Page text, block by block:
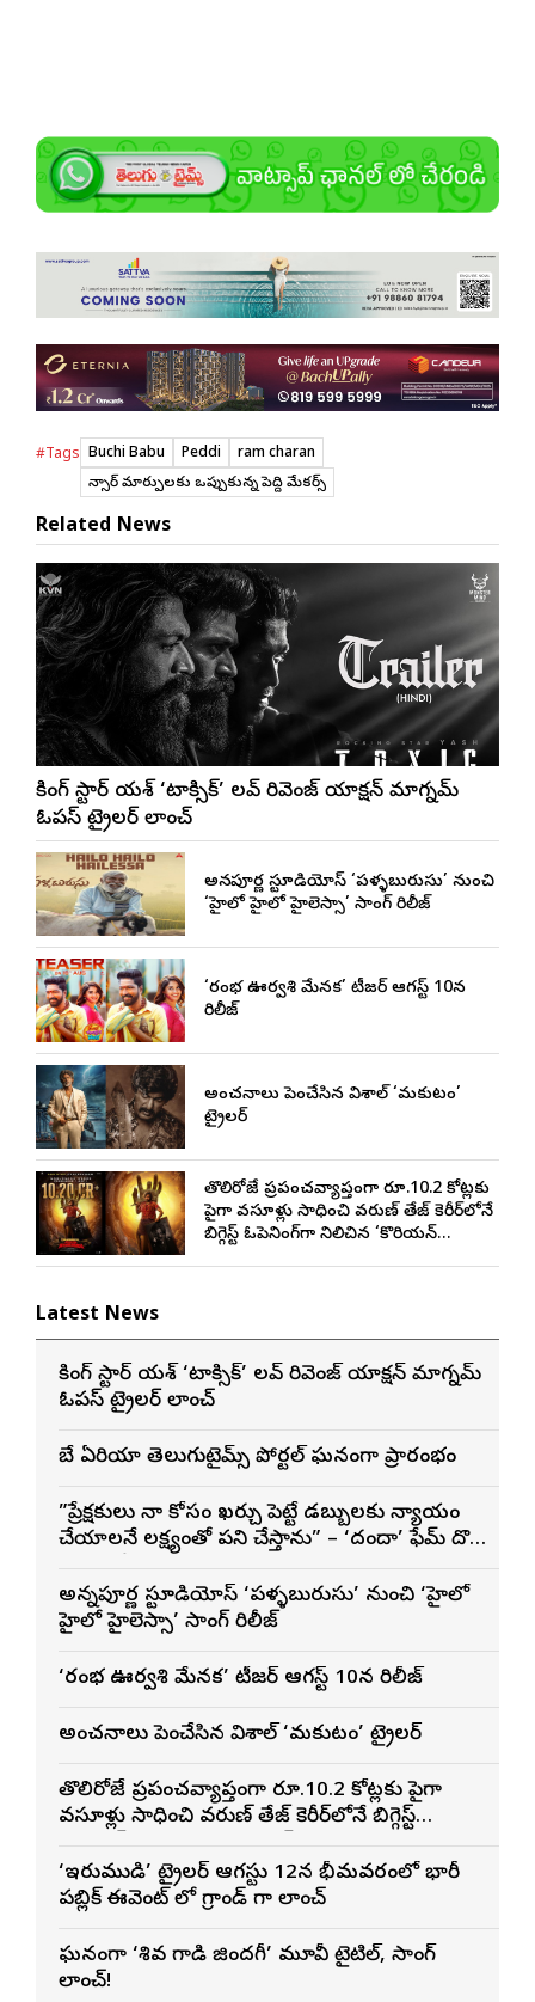
#Tags Buchi Babu Peddi
ram charan
సెన్సార్ మార్పుల‌కు ఒప్పుకున్న పెద్ది మేక‌ర్స్
Related News
రాకింగ్ స్టార్ యశ్ ‘టాక్సిక్’ లవ్ రివెంజ్ యాక్షన్ మాగ్నమ్
ఓపస్‌ ట్రైలర్ లాంచ్
అన్నపూర్ణ స్టూడియోస్ ‘పళ్ళబురుసు’ నుంచి
‘హైలో హైలో హైలెస్సా’ సాంగ్ రిలీజ్
‘రంభ ఊర్వశి మేనక’ టీజర్ ఆగస్ట్ 10న
రిలీజ్
అంచనాలు పెంచేసిన విశాల్ ‘మకుటం’
ట్రైలర్
తొలిరోజే ప్రపంచవ్యాప్తంగా రూ.10.2 కోట్లకు
పైగా వసూళ్లు సాధించి వరుణ్ తేజ్ కెరీర్‌లోనే
బిగ్గెస్ట్ ఓపెనింగ్‌గా నిలిచిన ‘కొరియన్
Latest News
రాకింగ్ స్టార్ యశ్ ‘టాక్సిక్’ లవ్ రివెంజ్ యాక్షన్ మాగ్నమ్
ఓపస్‌ ట్రైలర్ లాంచ్
బే ఏరియా తెలుగుటైమ్స్ పోర్టల్ ఘనంగా ప్రారంభం
”ప్రేక్షకులు నా కోసం ఖర్చు పెట్టే డబ్బులకు న్యాయం
చేయాలనే లక్ష్యంతో పని చేస్తాను” – ‘దందా’ ఫేమ్ దొర
అన్నపూర్ణ స్టూడియోస్ ‘పళ్ళబురుసు’ నుంచి ‘హైలో
హైలో హైలెస్సా’ సాంగ్ రిలీజ్
‘రంభ ఊర్వశి మేనక’ టీజర్ ఆగస్ట్ 10న రిలీజ్
అంచనాలు పెంచేసిన విశాల్ ‘మకుటం’ ట్రైలర్
తొలిరోజే ప్రపంచవ్యాప్తంగా రూ.10.2 కోట్లకు పైగా
వసూళ్లు సాధించి వరుణ్ తేజ్ కెరీర్‌లోనే బిగ్గెస్ట్
‘ఇరుముడి’ ట్రైలర్ ఆగస్టు 12న భీమవరంలో భారీ
పబ్లిక్ ఈవెంట్ లో గ్రాండ్ గా లాంచ్
ఘనంగా ‘శివ గాడి జింద‌గీ’ మూవీ టైటిల్, సాంగ్
లాంచ్!